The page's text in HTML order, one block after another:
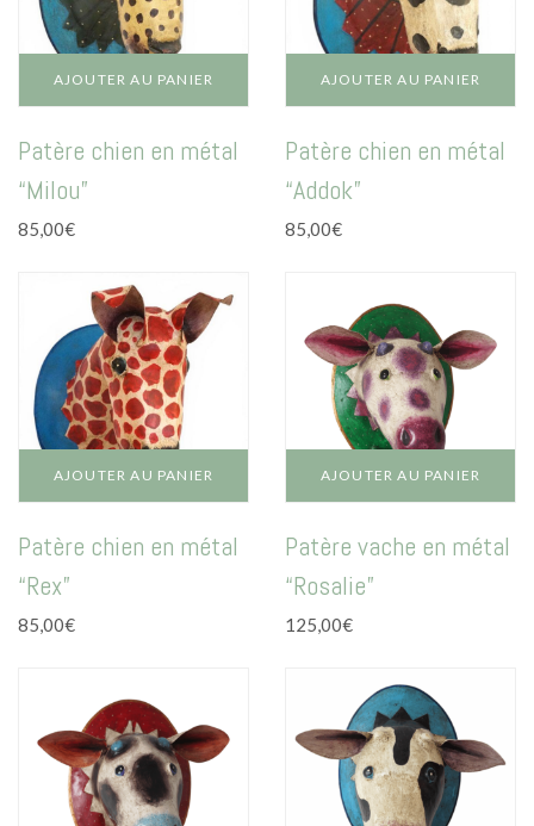
AJOUTER AU PANIER
Patère chien en métal
“Milou”
85,00€
AJOUTER AU PANIER
Patère chien en métal
“Addok”
85,00€
AJOUTER AU PANIER
Patère chien en métal
“Rex”
85,00€
AJOUTER AU PANIER
Patère vache en métal
“Rosalie”
125,00€